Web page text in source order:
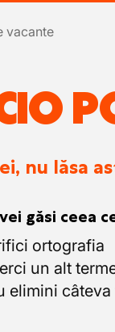
vacante
nu lăsa
găsi ceea
ortografia
un alt
elimini